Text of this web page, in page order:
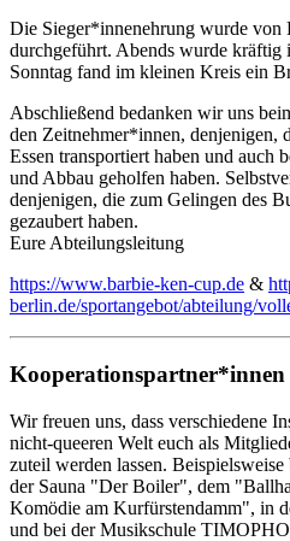
Die Sieger*innenehrung wurde von
durchgeführt. Abends wurde kräftig
Sonntag fand im kleinen Kreis ein
Abschließend bedanken wir uns
den Zeitnehmer*innen, denjenigen,
Essen transportiert haben und auch
und Abbau geholfen haben.
denjenigen, die zum Gelingen des
gezaubert haben.
Eure Abteilungsleitung
https://www.barbie-ken-cup.de &
berlin.de/sportangebot/abteilung/
Kooperationspartner*innen
Wir freuen uns, dass verschiedene
nicht-queeren Welt euch als
zuteil werden lassen.
der Sauna "Der Boiler", dem
Komödie am Kurfürstendamm", in
und bei der Musikschule